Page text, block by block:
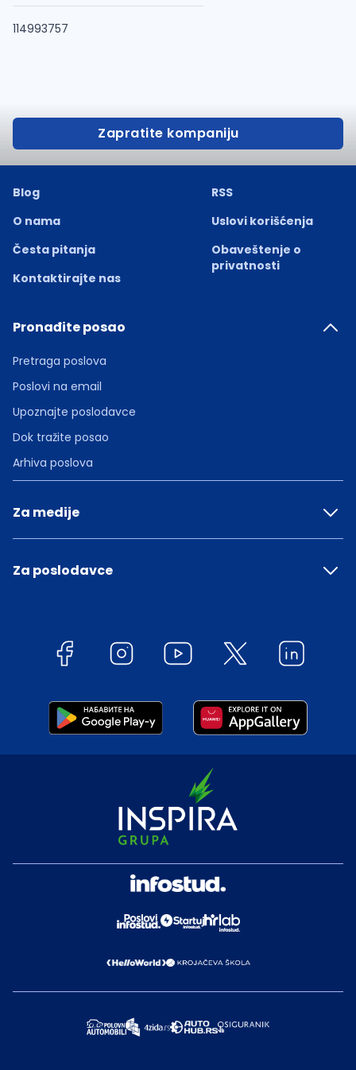
114993757
Zapratite kompaniju
Blog
O nama
Česta pitanja
Kontaktirajte nas
RSS
Uslovi korišćenja
Obaveštenje o
privatnosti
Pronađite posao
Pretraga poslova
Poslovi na email
Upoznajte poslodavce
Dok tražite posao
Arhiva poslova
Za medije
Za poslodavce